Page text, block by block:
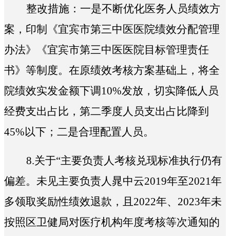
整改措施：一是不断优化医务人员绩效方
案，印制《宜宾市第三中医医院绩效分配管理
办法》《宜宾市第三中医医院目标管理责任
书》等制度。在原绩效考核方案基础上，将全
院绩效实发金额下调10%发放，切实降低人员
经费支出占比，第二季度人员支出占比降到
45%以下；二是合理配置人员。
8.关于“主要负责人考核兑现标准执行仍有
偏差。未见主要负责人晁中云2019年至2021年
多领取奖励性绩效退款，且2022年、2023年未
按照区卫健局对医疗机构年度考核等次通知的